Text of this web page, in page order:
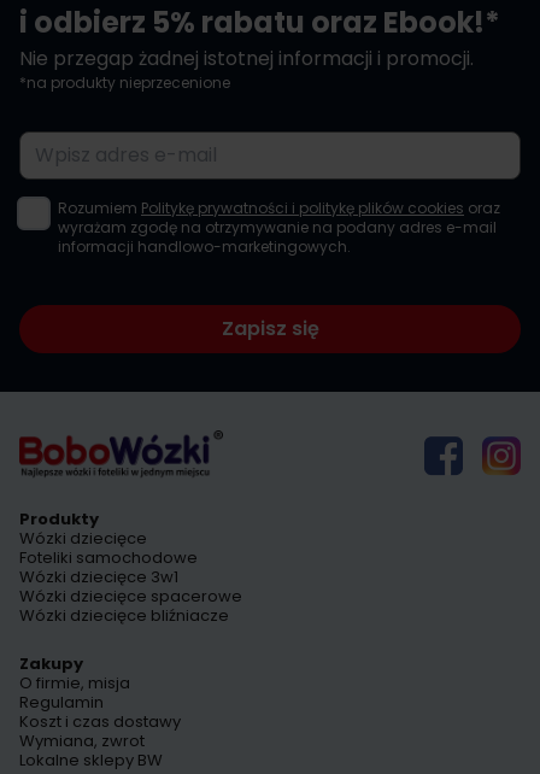
i odbierz 5% rabatu oraz Ebook!*
Nie przegap żadnej istotnej informacji i promocji.
*na produkty nieprzecenione
Adres e-mail
Rozumiem Politykę prywatności i politykę plików cookies oraz
wyrażam zgodę na otrzymywanie na podany adres e-mail
informacji handlowo-marketingowych.
Zapisz się
Produkty
Wózki dziecięce
Foteliki samochodowe
Wózki dziecięce 3w1
Wózki dziecięce spacerowe
Wózki dziecięce bliźniacze
Zakupy
O firmie, misja
Regulamin
Koszt i czas dostawy
Wymiana, zwrot
Lokalne sklepy BW